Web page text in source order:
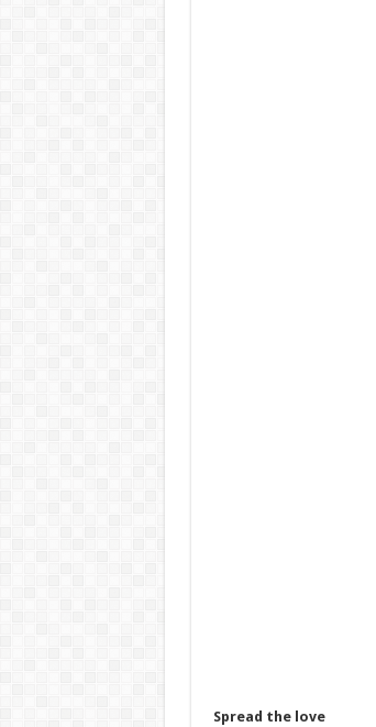
Spread the love